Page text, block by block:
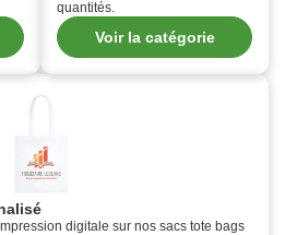
quantités.
Voir la catégorie
digitale sur nos sacs tote bags